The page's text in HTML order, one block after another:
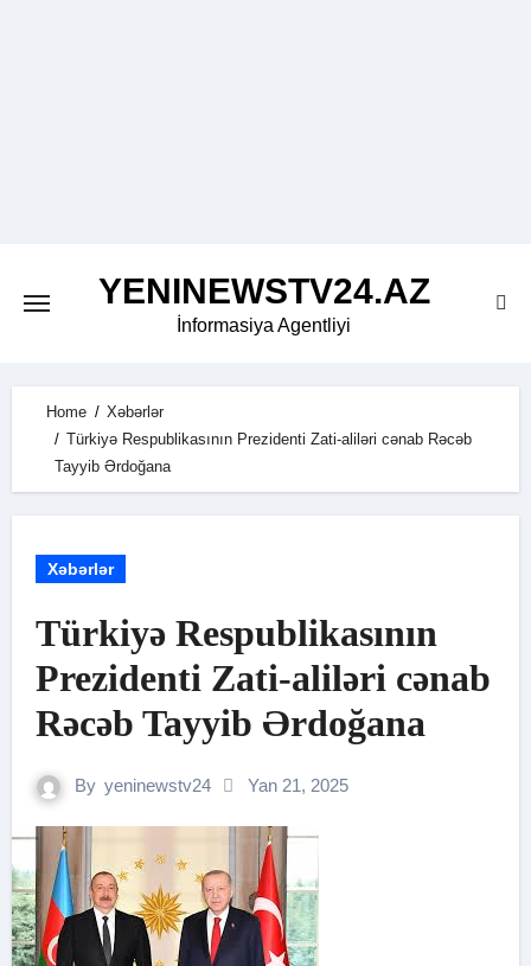
YENINEWSTV24.AZ
İnformasiya Agentliyi
Home
Xəbərlər
Türkiyə Respublikasının Prezidenti Zati-aliləri cənab Rəcəb
Tayyib Ərdoğana
Xəbərlər
Türkiyə Respublikasının
Prezidenti Zati-aliləri cənab
Rəcəb Tayyib Ərdoğana
By yeninewstv24 Yan 21, 2025